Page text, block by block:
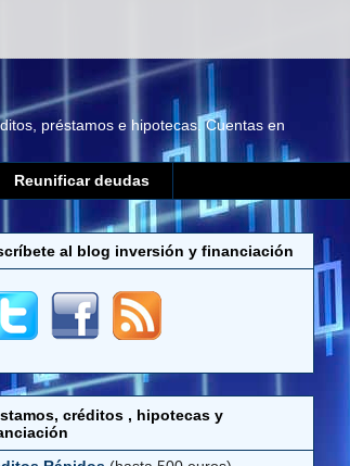
préstamos e hipotecas. Cuentas en
Reunificar deudas
al blog inversión y financiación
créditos , hipotecas y